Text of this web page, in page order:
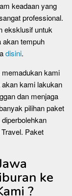
keadaan yang
professional.
eksklusif untuk
akan tempuh
disini.
kami
kami lakukan
dan menjaga
pilihan paket
Paket
ke
?